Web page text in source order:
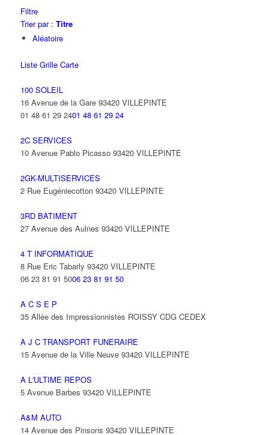
Filtre
Trier par : Titre
Aléatoire
Liste Grille Carte
100 SOLEIL
16 Avenue de la Gare 93420 VILLEPINTE
01 48 61 29 2401 48 61 29 24
2C SERVICES
10 Avenue Pablo Picasso 93420 VILLEPINTE
2GK-MULTISERVICES
2 Rue Eugéniecotton 93420 VILLEPINTE
3RD BATIMENT
27 Avenue des Aulnes 93420 VILLEPINTE
4 T INFORMATIQUE
8 Rue Eric Tabarly 93420 VILLEPINTE
06 23 81 91 5006 23 81 91 50
A C S E P
35 Allée des Impressionnistes ROISSY CDG CEDEX
A J C TRANSPORT FUNERAIRE
15 Avenue de la Ville Neuve 93420 VILLEPINTE
A L'ULTIME REPOS
5 Avenue Barbes 93420 VILLEPINTE
A&M AUTO
14 Avenue des Pinsons 93420 VILLEPINTE